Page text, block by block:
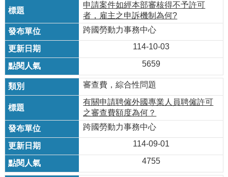
瀆
申請案件如經本部審核得不予許可
者，雇主之申訴機制為何?
跨國勞動力事務中心
114-10-03
5659
審查費，綜合性問題
有關申請聘僱外國專業人員聘僱許可
之審查費額度為何？
跨國勞動力事務中心
114-09-01
4755